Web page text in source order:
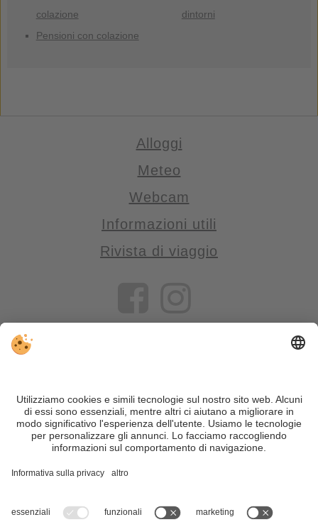
colazione
Pensioni con colazione
dintorni
Alloggi
Meteo
Webcam
Informazioni utili
Rivista di viaggio
VIVOSüdtirol è il portale di viaggio per chi desidera vivere il
Trentino Alto Adige davvero – con consigli autentici, alloggi e
offerte su misura.
Nonostante il lavoro accurato e il costante aggiornamento dei
motivi di sicurezza, si prega di verificare chiedendo